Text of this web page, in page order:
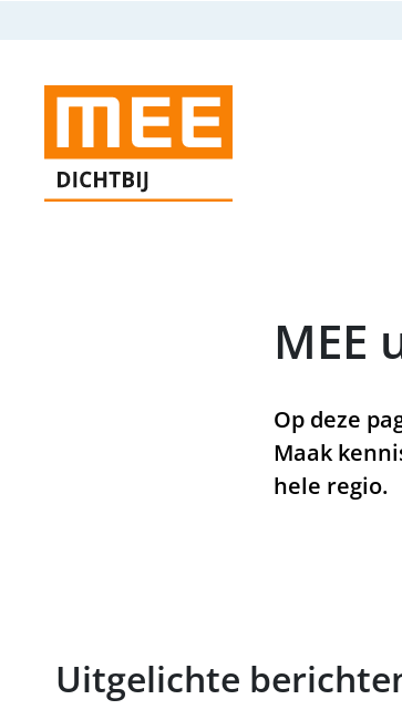
MEE
Op deze
Maak
hele regio.
Uitgelichte